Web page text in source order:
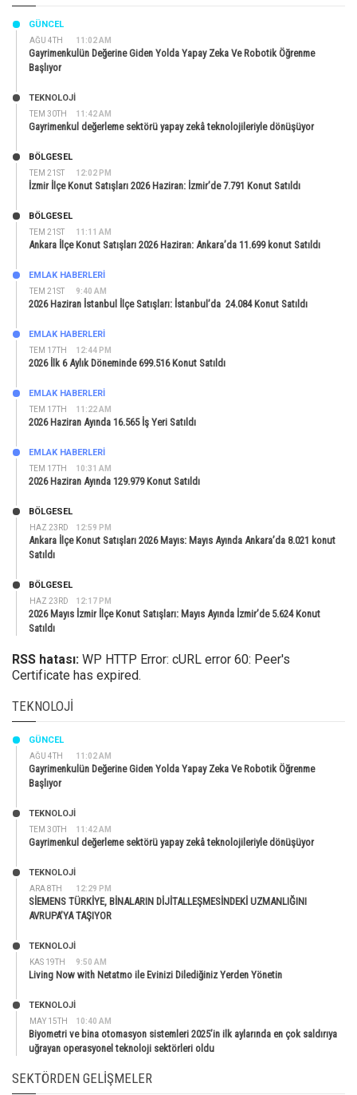
AĞU 4TH 11:02 AM
GÜNCEL
Gayrimenkulün Değerine Giden Yolda Yapay Zeka Ve Robotik Öğrenme
Başlıyor
TEM 30TH 11:42 AM
TEKNOLOJİ
Gayrimenkul değerleme sektörü yapay zekâ teknolojileriyle dönüşüyor
TEM 21ST 12:02 PM
BÖLGESEL
İzmir İlçe Konut Satışları 2026 Haziran: İzmir’de 7.791 Konut Satıldı
TEM 21ST 11:11 AM
BÖLGESEL
Ankara İlçe Konut Satışları 2026 Haziran: Ankara’da 11.699 konut Satıldı
TEM 21ST 9:40 AM
EMLAK HABERLERI
2026 Haziran İstanbul İlçe Satışları: İstanbul’da 24.084 Konut Satıldı
TEM 17TH 12:44 PM
EMLAK HABERLERI
2026 İlk 6 Aylık Döneminde 699.516 Konut Satıldı
TEM 17TH 11:22 AM
EMLAK HABERLERI
2026 Haziran Ayında 16.565 İş Yeri Satıldı
TEM 17TH 10:31 AM
EMLAK HABERLERI
2026 Haziran Ayında 129.979 Konut Satıldı
HAZ 23RD 12:59 PM
BÖLGESEL
Ankara İlçe Konut Satışları 2026 Mayıs: Mayıs Ayında Ankara’da 8.021 konut
Satıldı
HAZ 23RD 12:17 PM
BÖLGESEL
2026 Mayıs İzmir İlçe Konut Satışları: Mayıs Ayında İzmir’de 5.624 Konut
Satıldı
RSS hatası: WP HTTP Error: cURL error 60: Peer's
Certificate has expired.
TEKNOLOJI
AĞU 4TH 11:02 AM
GÜNCEL
Gayrimenkulün Değerine Giden Yolda Yapay Zeka Ve Robotik Öğrenme
Başlıyor
TEM 30TH 11:42 AM
TEKNOLOJİ
Gayrimenkul değerleme sektörü yapay zekâ teknolojileriyle dönüşüyor
ARA 8TH 12:29 PM
TEKNOLOJİ
SİEMENS TÜRKİYE, BİNALARIN DİJİTALLEŞMESİNDEKİ UZMANLIĞINI
AVRUPA’YA TAŞIYOR
KAS 19TH 9:50 AM
TEKNOLOJİ
Living Now with Netatmo ile Evinizi Dilediğiniz Yerden Yönetin
MAY 15TH 10:40 AM
TEKNOLOJİ
Biyometri ve bina otomasyon sistemleri 2025’in ilk aylarında en çok saldırıya
uğrayan operasyonel teknoloji sektörleri oldu
SEKTÖRDEN GELIŞMELER